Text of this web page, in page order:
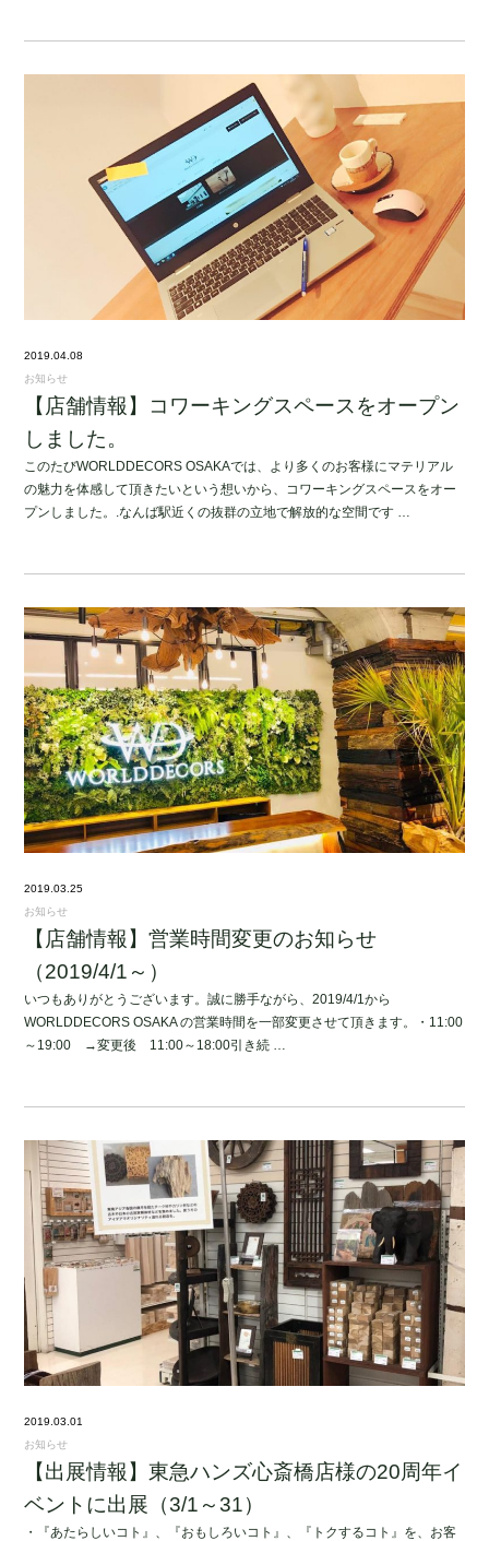
2019.04.08
お知らせ
【店舗情報】コワーキングスペースをオープン
しました。
このたびWORLDDECORS OSAKAでは、より多くのお客様にマテリアル
の魅力を体感して頂きたいという想いから、コワーキングスペースをオー
プンしました。.なんば駅近くの抜群の立地で解放的な空間です …
2019.03.25
お知らせ
【店舗情報】営業時間変更のお知らせ
（2019/4/1～）
いつもありがとうございます。誠に勝手ながら、2019/4/1から
WORLDDECORS OSAKA の営業時間を一部変更させて頂きます。・11:00
～19:00 →変更後 11:00～18:00引き続 …
2019.03.01
お知らせ
【出展情報】東急ハンズ心斎橋店様の20周年イ
ベントに出展（3/1～31）
・『あたらしいコト』、『おもしろいコト』、『トクするコト』を、お客